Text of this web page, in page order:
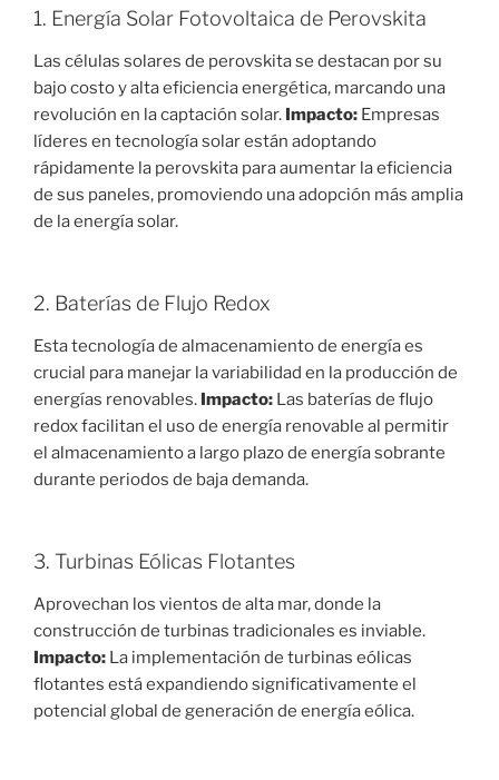
1. Energía Solar Fotovoltaica de Perovskita
Las células solares de perovskita se destacan por su
bajo costo y alta eficiencia energética, marcando una
revolución en la captación solar. Impacto: Empresas
líderes en tecnología solar están adoptando
rápidamente la perovskita para aumentar la eficiencia
de sus paneles, promoviendo una adopción más amplia
de la energía solar.
2. Baterías de Flujo Redox
Esta tecnología de almacenamiento de energía es
crucial para manejar la variabilidad en la producción de
energías renovables. Impacto: Las baterías de flujo
redox facilitan el uso de energía renovable al permitir
el almacenamiento a largo plazo de energía sobrante
durante periodos de baja demanda.
3. Turbinas Eólicas Flotantes
Aprovechan los vientos de alta mar, donde la
construcción de turbinas tradicionales es inviable.
Impacto: La implementación de turbinas eólicas
flotantes está expandiendo significativamente el
potencial global de generación de energía eólica.